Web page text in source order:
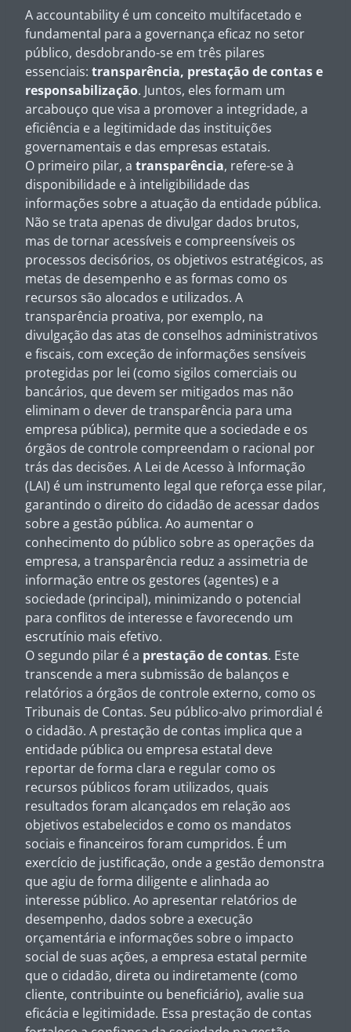
A accountability é um conceito multifacetado e
fundamental para a governança eficaz no setor
público, desdobrando-se em três pilares
essenciais: transparência, prestação de contas e
responsabilização. Juntos, eles formam um
arcabouço que visa a promover a integridade, a
eficiência e a legitimidade das instituições
governamentais e das empresas estatais.
O primeiro pilar, a transparência, refere-se à
disponibilidade e à inteligibilidade das
informações sobre a atuação da entidade pública.
Não se trata apenas de divulgar dados brutos,
mas de tornar acessíveis e compreensíveis os
processos decisórios, os objetivos estratégicos, as
metas de desempenho e as formas como os
recursos são alocados e utilizados. A
transparência proativa, por exemplo, na
divulgação das atas de conselhos administrativos
e fiscais, com exceção de informações sensíveis
protegidas por lei (como sigilos comerciais ou
bancários, que devem ser mitigados mas não
eliminam o dever de transparência para uma
empresa pública), permite que a sociedade e os
órgãos de controle compreendam o racional por
trás das decisões. A Lei de Acesso à Informação
(LAI) é um instrumento legal que reforça esse pilar,
garantindo o direito do cidadão de acessar dados
sobre a gestão pública. Ao aumentar o
conhecimento do público sobre as operações da
empresa, a transparência reduz a assimetria de
informação entre os gestores (agentes) e a
sociedade (principal), minimizando o potencial
para conflitos de interesse e favorecendo um
escrutínio mais efetivo.
O segundo pilar é a prestação de contas. Este
transcende a mera submissão de balanços e
relatórios a órgãos de controle externo, como os
Tribunais de Contas. Seu público-alvo primordial é
o cidadão. A prestação de contas implica que a
entidade pública ou empresa estatal deve
reportar de forma clara e regular como os
recursos públicos foram utilizados, quais
resultados foram alcançados em relação aos
objetivos estabelecidos e como os mandatos
sociais e financeiros foram cumpridos. É um
exercício de justificação, onde a gestão demonstra
que agiu de forma diligente e alinhada ao
interesse público. Ao apresentar relatórios de
desempenho, dados sobre a execução
orçamentária e informações sobre o impacto
social de suas ações, a empresa estatal permite
que o cidadão, direta ou indiretamente (como
cliente, contribuinte ou beneficiário), avalie sua
eficácia e legitimidade. Essa prestação de contas